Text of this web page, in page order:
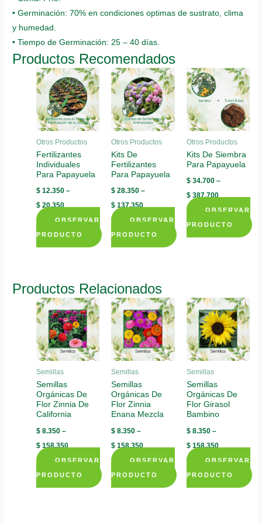
• Germinación: 70% en condiciones optimas de sustrato, clima
y humedad.
• Tiempo de Germinación: 25 – 40 días.
Productos Recomendados
Otros Productos
Fertilizantes
Individuales
Para Papayuela
$ 12.350 –
$ 20.350
OBSERVAR
PRODUCTO
This
multiple
variants.
The
options
may
chosen
on
the
Otros Productos
Kits De
Fertilizantes
Para Papayuela
$ 28.350 –
$ 137.350
OBSERVAR
PRODUCTO
This
multiple
variants.
The
options
may
chosen
on
the
Otros Productos
Kits De Siembra
Para Papayuela
$34.700–
$387.700
OBSERVAR
PRODUCTO
This
variants.
The
options
may
be
chosen
on
the
product
page
Productos Relacionados
Semillas
Semillas
Orgánicas De
Flor Zinnia De
California
$ 8.350 –
$ 158.350
OBSERVAR
PRODUCTO
This
Semillas
Semillas
Orgánicas De
Flor Zinnia
Enana Mezcla
$ 8.350 –
$ 158.350
OBSERVAR
PRODUCTO
This
Semillas
Semillas
Orgánicas De
Flor Girasol
Bambino
$8.350–
$158.350
OBSERVAR
PRODUCTO
This